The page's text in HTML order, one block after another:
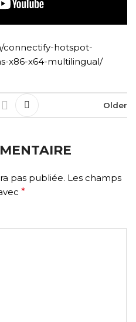
connectify-hotspot-
x86-x64-multilingual/
Older
pas publiée. Les champs
*